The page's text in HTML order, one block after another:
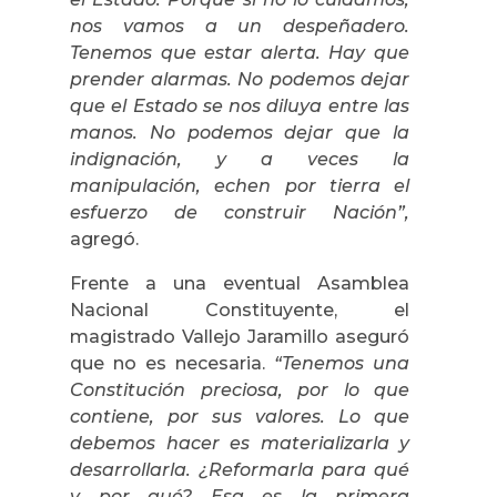
nos vamos a un despeñadero.
Tenemos que estar alerta. Hay que
prender alarmas. No podemos dejar
que el Estado se nos diluya entre las
manos. No podemos dejar que la
indignación, y a veces la
manipulación, echen por tierra el
esfuerzo de construir Nación”,
agregó.
Frente a una eventual Asamblea
Nacional Constituyente, el
magistrado Vallejo Jaramillo aseguró
que no es necesaria. “Tenemos una
Constitución preciosa, por lo que
contiene, por sus valores. Lo que
debemos hacer es materializarla y
desarrollarla. ¿Reformarla para qué